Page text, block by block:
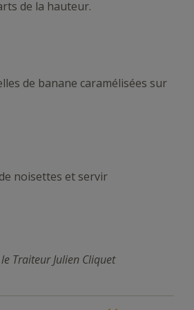
de la hauteur.
de banane caramélisées sur
noisettes et servir
Traiteur Julien Cliquet